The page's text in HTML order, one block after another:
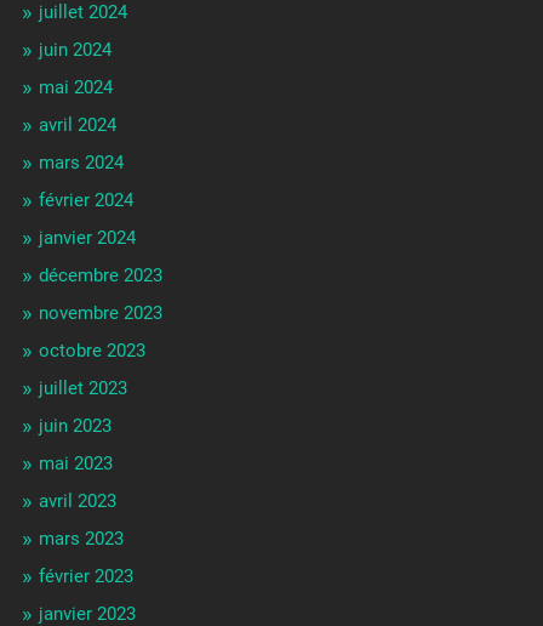
juillet 2024
juin 2024
mai 2024
avril 2024
mars 2024
février 2024
janvier 2024
décembre 2023
novembre 2023
octobre 2023
juillet 2023
juin 2023
mai 2023
avril 2023
mars 2023
février 2023
janvier 2023